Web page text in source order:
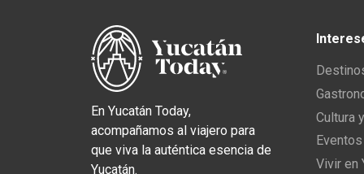
En Yucatán Today,
acompañamos al viajero para
que viva la auténtica esencia de
Yucatán.
Cultura
Vivir en